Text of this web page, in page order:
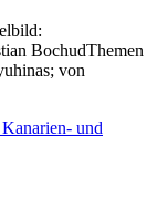
BochudThemen
von